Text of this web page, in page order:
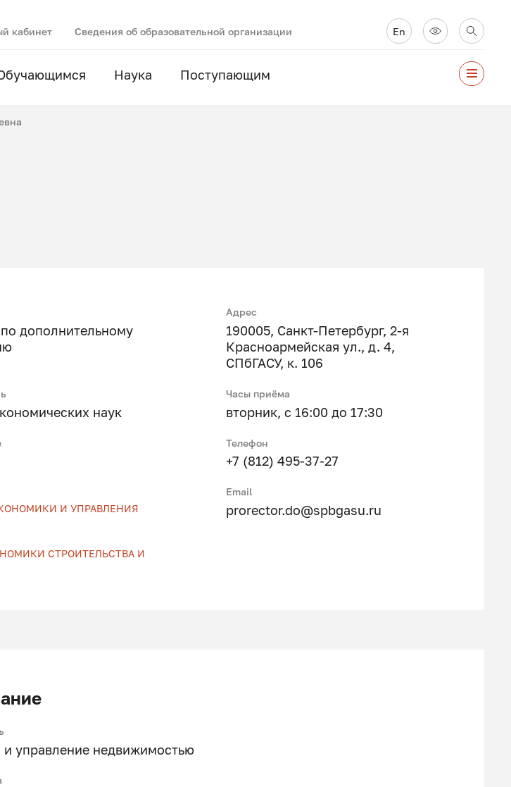
кабинет Сведения об образовательной организации En
Наука Поступающим
дополнительному
наук
И УПРАВЛЕНИЯ
СТРОИТЕЛЬСТВА И
Адрес
190005, Санкт-Петербург, 2-я
Красноармейская ул., д. 4,
СПбГАСУ, к. 106
Часы приёма
вторник, с 16:00 до 17:30
Телефон
+7 (812) 495-37-27
Email
prorector.do@spbgasu.ru
и управление недвижимостью